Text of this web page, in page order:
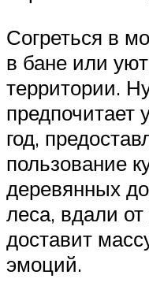
Согреться в
в бане или
территории.
предпочитает
год,
пользование
деревянных
леса, вдали
доставит
эмоций.